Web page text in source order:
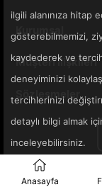
Kurumsal
Müşteri İlişkileri
Sözleşmeler
ilgili alanınıza hitap
gösterebilmemizi,
kaydederek ve
deneyiminizi
tercihlerinizi
detaylı bilgi almak
inceleyebilirsiniz.
Anasayfa